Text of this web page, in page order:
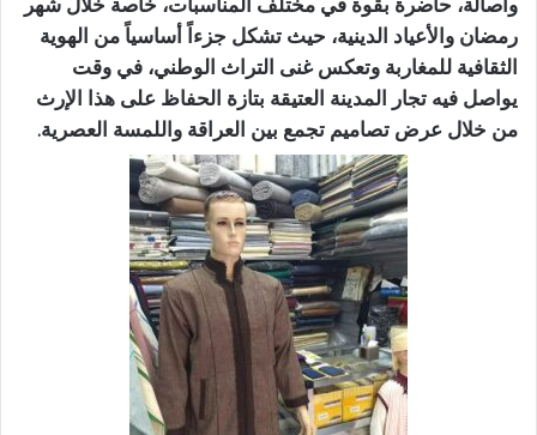
رمضان والأعياد الدينية، حيث تشكل جزءاً أساسياً من الهوية
الثقافية للمغاربة وتعكس غنى التراث الوطني، في وقت
يواصل فيه تجار المدينة العتيقة بتازة الحفاظ على هذا الإرث
من خلال عرض تصاميم تجمع بين العراقة واللمسة العصرية.